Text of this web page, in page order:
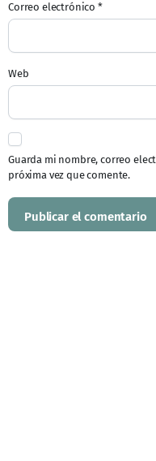
Correo electrónico *
Web
Guarda mi nombre, correo
próxima vez que comente.